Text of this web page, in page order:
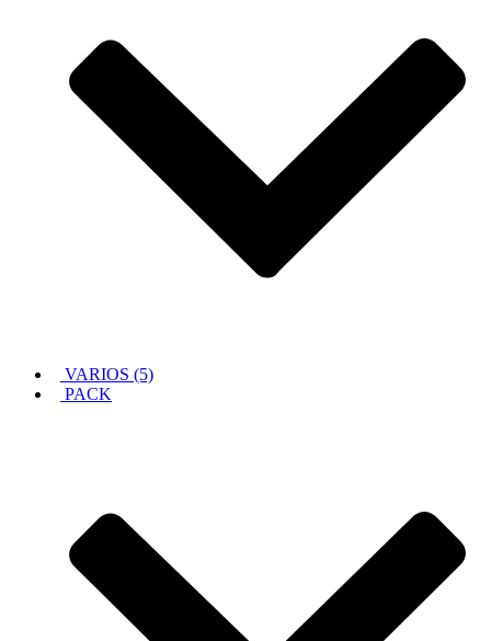
VARIOS (5)
PACK